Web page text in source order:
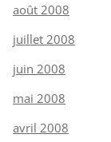
août 2008
juillet 2008
juin 2008
mai 2008
avril 2008